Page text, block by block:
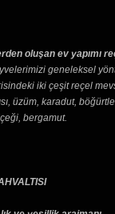
oluşan ev yapımı
geneleksel
iki çeşit reçel
üzüm, karadut,
bergamut.